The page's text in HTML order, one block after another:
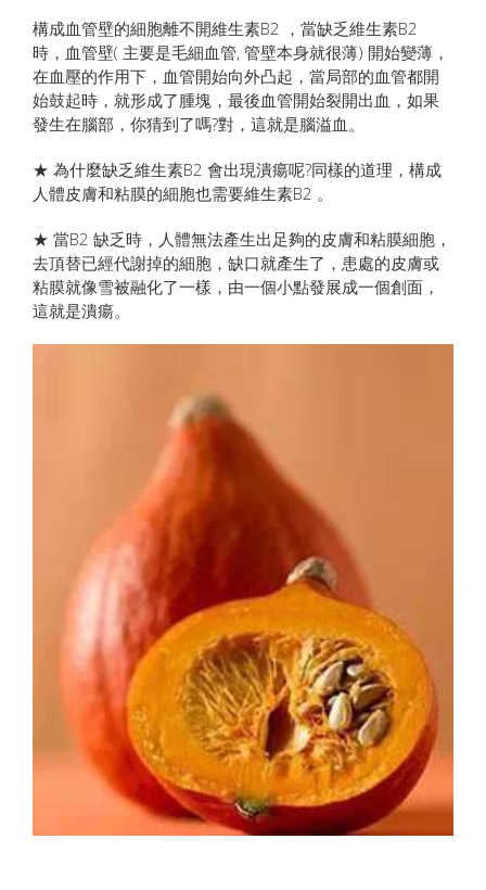
構成血管壁的細胞離不開維生素B2 ，當缺乏維生素B2
時，血管壁( 主要是毛細血管, 管壁本身就很薄) 開始變薄，
在血壓的作用下，血管開始向外凸起，當局部的血管都開
始鼓起時，就形成了腫塊，最後血管開始裂開出血，如果
發生在腦部，你猜到了嗎?對，這就是腦溢血。
★ 為什麼缺乏維生素B2 會出現潰瘍呢?同樣的道理，構成
人體皮膚和粘膜的細胞也需要維生素B2 。
★ 當B2 缺乏時，人體無法產生出足夠的皮膚和粘膜細胞，
去頂替已經代謝掉的細胞，缺口就產生了，患處的皮膚或
粘膜就像雪被融化了一樣，由一個小點發展成一個創面，
這就是潰瘍。